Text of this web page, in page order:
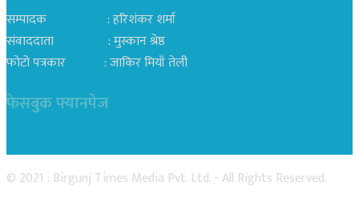
सम्पादक : हरिशंकर शर्मा
संवाददाता : मुस्कान श्रेष्ठ
फोटो पत्रकार : जाकिर मियाँ तेली
फेसबुक फ्यानपेज
© 2021 : Birgunj Times Media Pvt. Ltd. - All Rights Reserved.